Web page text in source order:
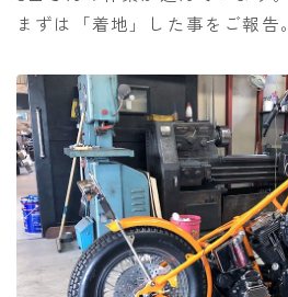
まずは「着地」した事をご報告。